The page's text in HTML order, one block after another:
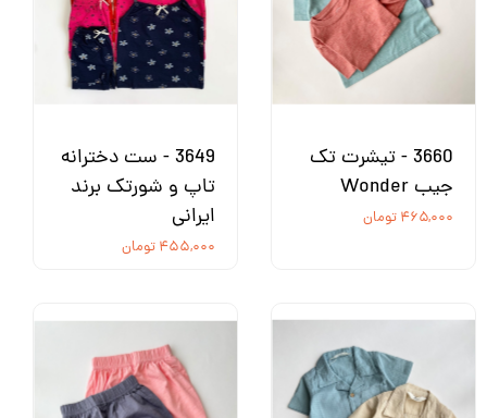
3660 - تیشرت تک
جیب Wonder
۴۶۵,۰۰۰ تومان
3649 - ست دخترانه
تاپ و شورتک برند
ایرانی
۴۵۵,۰۰۰ تومان